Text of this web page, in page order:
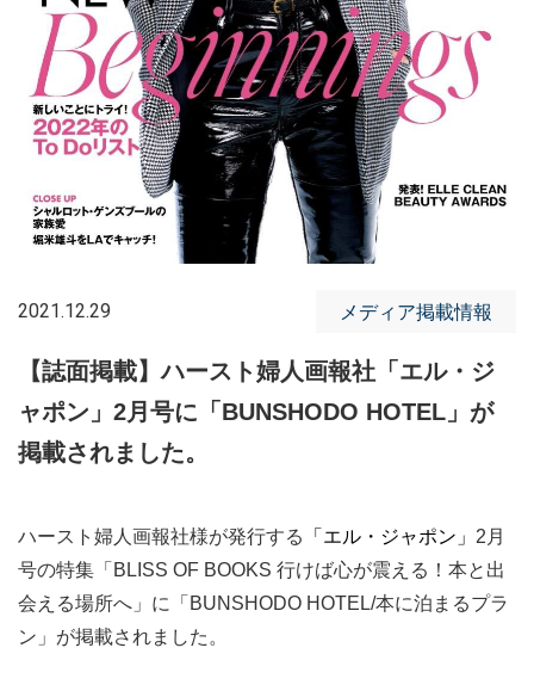
2021.12.29 メディア掲載情報
【誌面掲載】ハースト婦人画報社「エル・ジ
ャポン」2月号に「BUNSHODO HOTEL」が
掲載されました。
ハースト婦人画報社様が発行する 「エル・ジャポン」 2月
号の特集「BLISS OF BOOKS 行けば心が震える！本と出
会える場所へ」に「BUNSHODO HOTEL/本に泊まるプラ
ン」が掲載されました。